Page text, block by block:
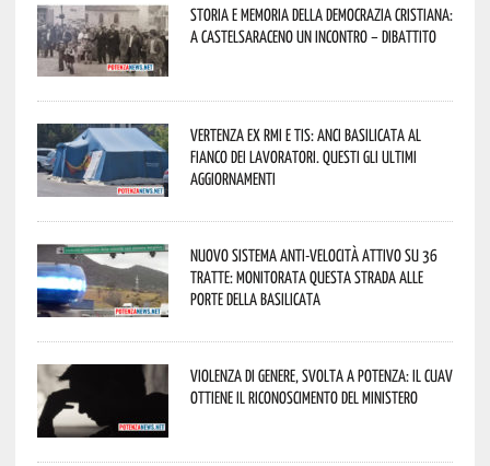
Storia e memoria della Democrazia Cristiana:
a Castelsaraceno un incontro – dibattito
Vertenza ex RMI e TIS: ANCI Basilicata al
fianco dei lavoratori. Questi gli ultimi
aggiornamenti
Nuovo sistema anti-velocità attivo su 36
tratte: monitorata questa strada alle
porte della Basilicata
Violenza di genere, svolta a Potenza: il CUAV
ottiene il riconoscimento del Ministero